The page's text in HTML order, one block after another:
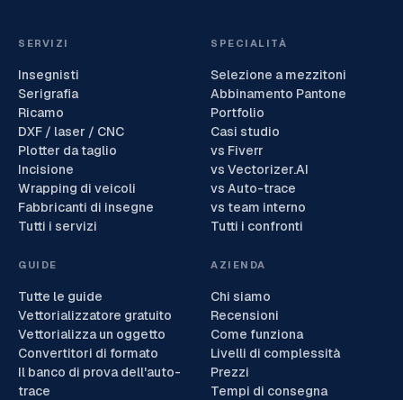
SERVIZI
Insegnisti
Serigrafia
Ricamo
DXF / laser / CNC
Plotter da taglio
Incisione
Wrapping di veicoli
Fabbricanti di insegne
Tutti i servizi
SPECIALITÀ
Selezione a mezzitoni
Abbinamento Pantone
Portfolio
Casi studio
vs Fiverr
vs Vectorizer.AI
vs Auto-trace
vs team interno
Tutti i confronti
GUIDE
Tutte le guide
Vettorializzatore gratuito
Vettorializza un oggetto
Convertitori di formato
Il banco di prova dell'auto-
trace
AZIENDA
Chi siamo
Recensioni
Come funziona
Livelli di complessità
Prezzi
Tempi di consegna